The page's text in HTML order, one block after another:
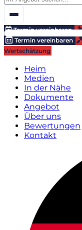
Termin vereinbaren
Termin vereinbaren
Wertschätzung
Heim
Medien
In der Nähe
Dokumente
Angebot
Über uns
Bewertungen
Kontakt